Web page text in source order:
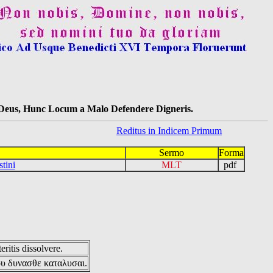
Hunc Locum a Malo Defendere Digneris.
Reditus in Indicem Primum
Sermo
Forma
MLT pdf
dissolvere.
δυνασθε καταλυσαι.